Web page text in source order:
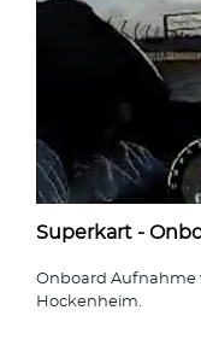
Superkart -
Onboard Aufnahme
Hockenheim.